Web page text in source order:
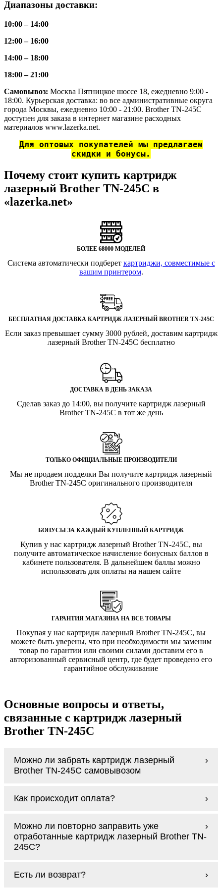
Диапазоны доставки:
10:00 – 14:00
12:00 – 16:00
14:00 – 18:00
18:00 – 21:00
Самовывоз: Москва Пятницкое шоссе 18, ежедневно 9:00 -
18:00. Курьерская доставка: во все административные округа
города Москвы, ежедневно 10:00 - 21:00. Brother TN-245C
доступен для заказа в интернет магазине расходных
материалов www.lazerka.net.
Для оптовых покупателей мы предлагаем
скидки и бонусы.
Почему стоит купить картридж
лазерный Brother TN-245C в
«lazerka.net»
БОЛЕЕ 68000 МОДЕЛЕЙ
Система автоматически подберет картриджи, совместимые с
вашим принтером.
БЕСПЛАТНАЯ ДОСТАВКА КАРТРИДЖ ЛАЗЕРНЫЙ BROTHER TN-245C
Если заказ превышает сумму 3000 рублей, доставим картридж
лазерный Brother TN-245C бесплатно
ДОСТАВКА В ДЕНЬ ЗАКАЗА
Сделав заказ до 14:00, вы получите картридж лазерный
Brother TN-245C в тот же день
ТОЛЬКО ОФИЦИАЛЬНЫЕ ПРОИЗВОДИТЕЛИ
Мы не продаем подделки Вы получите картридж лазерный
Brother TN-245C оригинального производителя
БОНУСЫ ЗА КАЖДЫЙ КУПЛЕННЫЙ КАРТРИДЖ
Купив у нас картридж лазерный Brother TN-245C, вы
получите автоматическое начисление бонусных баллов в
кабинете пользователя. В дальнейшем баллы можно
использовать для оплаты на нашем сайте
ГАРАНТИЯ МАГАЗИНА НА ВСЕ ТОВАРЫ
Покупая у нас картридж лазерный Brother TN-245C, вы
можете быть уверены, что при необходимости мы заменим
товар по гарантии или своими силами доставим его в
авторизованный сервисный центр, где будет проведено его
гарантийное обслуживание
Основные вопросы и ответы,
связанные с картридж лазерный
Brother TN-245C
Можно ли забрать картридж лазерный
Brother TN-245C самовывозом
доставим заказ и сделаем это бесплатно
доставляем Вам картридж лазерный Brother
TN-245C
Как происходит оплата?
TN-245C наличными курьеру при получении
заказа.
Можно ли повторно заправить уже
отработанные картридж лазерный Brother TN-
245C?
процесс проще, в случае с оригиналами
Есть ли возврат?